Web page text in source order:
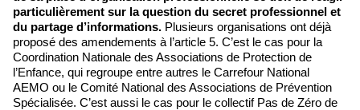
particulièrement sur la question du secret professionnel et
du partage d’informations. Plusieurs organisations ont déjà
proposé des amendements à l’article 5. C’est le cas pour la
Coordination Nationale des Associations de Protection de
l’Enfance, qui regroupe entre autres le Carrefour National
AEMO ou le Comité National des Associations de Prévention
Spécialisée. C’est aussi le cas pour le collectif Pas de Zéro de